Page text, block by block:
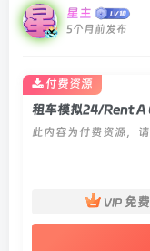
星主
5个月前发布
此内容为付费资源，
VIP 免费
付费资源